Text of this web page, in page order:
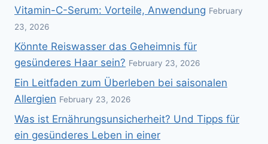
Vitamin-C-Serum: Vorteile, Anwendung February
23, 2026
Könnte Reiswasser das Geheimnis für
gesünderes Haar sein? February 23, 2026
Ein Leitfaden zum Überleben bei saisonalen
Allergien February 23, 2026
Was ist Ernährungsunsicherheit? Und Tipps für
ein gesünderes Leben in einer